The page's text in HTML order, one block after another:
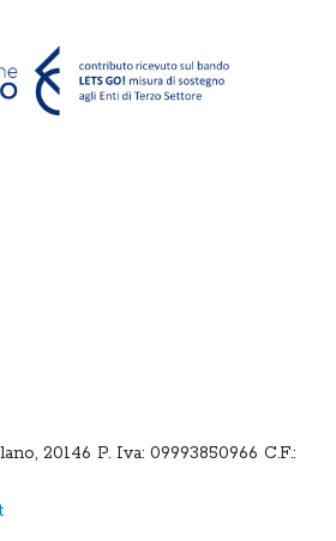
20146 P. Iva: 09993850966 C.F.: